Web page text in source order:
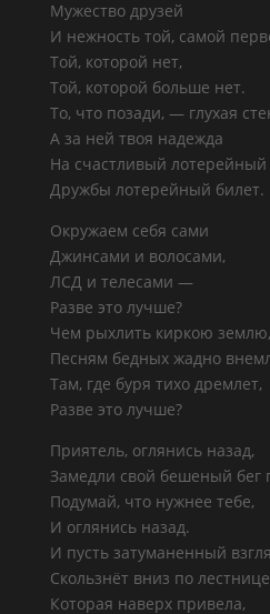
Мужество друзей
И нежность той, самой
Той, которой нет,
Той, которой больше нет.
То, что позади, — глухая
А за ней твоя надежда
На счастливый лотерейный
Дружбы лотерейный билет.
Окружаем себя сами
Джинсами и волосами,
ЛСД и телесами —
Разве это лучше?
Чем рыхлить киркою землю,
Песням бедных жадно
Там, где буря тихо дремлет,
Разве это лучше?
Приятель, оглянись назад,
Замедли свой бешеный бег
Подумай, что нужнее тебе,
И оглянись назад.
И пусть затуманенный
Скользнёт вниз по
Которая наверх привела,